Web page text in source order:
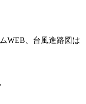
WEB、台風進路図は